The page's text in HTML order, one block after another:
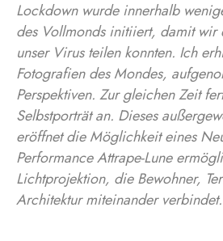
Lockdown wurde innerhalb
des Vollmonds initiiert, damit wir
unser Virus teilen konnten. Ich
Fotografien des Mondes,
Perspektiven. Zur gleichen Zeit
Selbstporträt an. Dieses
eröffnet die Möglichkeit eines
Performance Attrape-Lune
Lichtprojektion, die Bewohner,
Architektur miteinander